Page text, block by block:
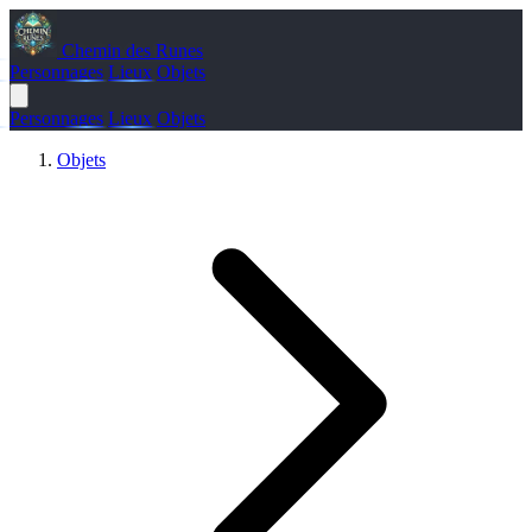
Chemin des Runes
Personnages Lieux Objets
Personnages Lieux Objets
Objets